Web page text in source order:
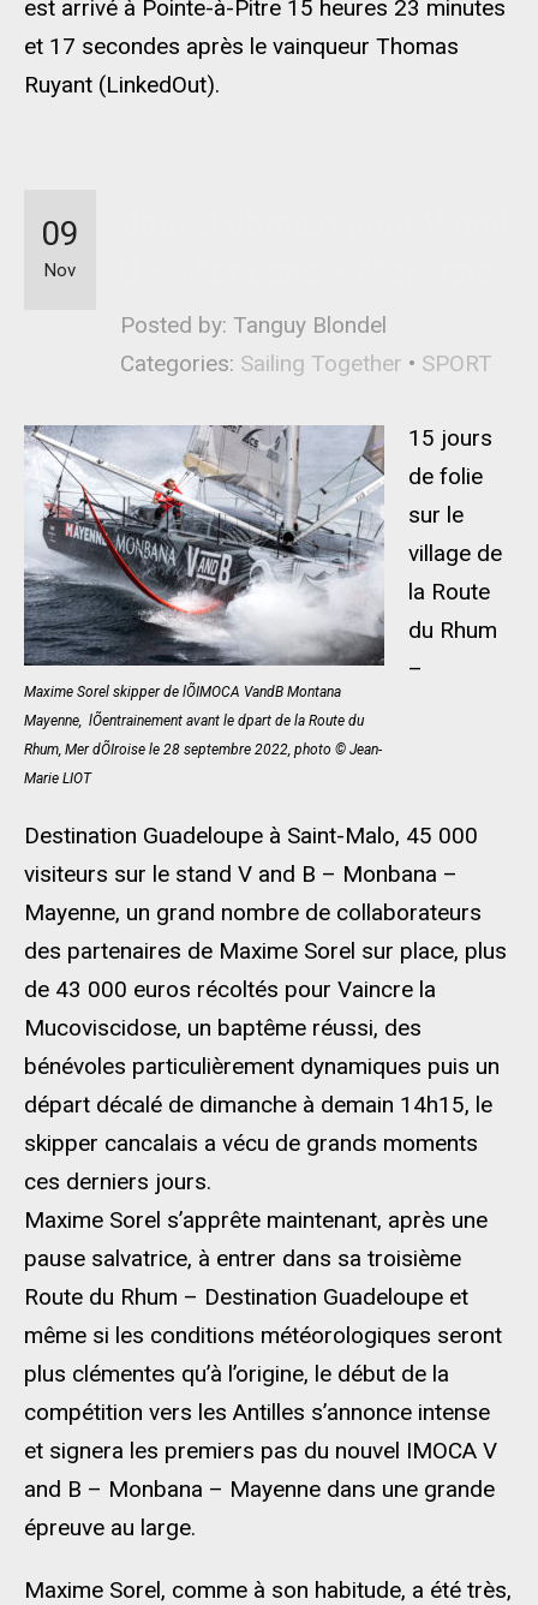
est arrivé à Pointe-à-Pitre 15 heures 23 minutes
et 17 secondes après le vainqueur Thomas
Ruyant (LinkedOut).
Posted by: Tanguy Blondel
Categories: Sailing Together • SPORT
09
Nov
Maxime Sorel skipper de lÕIMOCA VandB Montana
Mayenne,  lÕentrainement avant le dpart de la Route du
Rhum, Mer dÕIroise le 28 septembre 2022, photo © Jean-
Marie LIOT
15 jours
de folie
sur le
village de
la Route
du Rhum
–
Destination Guadeloupe à Saint-Malo, 45 000
visiteurs sur le stand V and B – Monbana –
Mayenne, un grand nombre de collaborateurs
des partenaires de Maxime Sorel sur place, plus
de 43 000 euros récoltés pour Vaincre la
Mucoviscidose, un baptême réussi, des
bénévoles particulièrement dynamiques puis un
départ décalé de dimanche à demain 14h15, le
skipper cancalais a vécu de grands moments
ces derniers jours.
Maxime Sorel s’apprête maintenant, après une
pause salvatrice, à entrer dans sa troisième
Route du Rhum – Destination Guadeloupe et
même si les conditions météorologiques seront
plus clémentes qu’à l’origine, le début de la
compétition vers les Antilles s’annonce intense
et signera les premiers pas du nouvel IMOCA V
and B – Monbana – Mayenne dans une grande
épreuve au large.
Maxime Sorel, comme à son habitude, a été très,